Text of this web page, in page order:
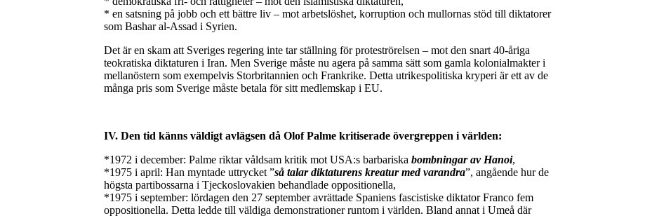
* en satsning på jobb och ett bättre liv – mot arbetslöshet, korruption och mullornas stöd till diktatorer
som Bashar al-Assad i Syrien.
Det är en skam att Sveriges regering inte tar ställning för proteströrelsen – mot den snart 40-åriga
teokratiska diktaturen i Iran. Men Sverige måste nu agera på samma sätt som gamla kolonialmakter i
mellanöstern som exempelvis Storbritannien och Frankrike. Detta utrikespolitiska kryperi är ett av de
många pris som Sverige måste betala för sitt medlemskap i EU.
IV. Den tid känns väldigt avlägsen då Olof Palme kritiserade övergreppen i världen:
*1972 i december: Palme riktar våldsam kritik mot USA:s barbariska bombningar av Hanoi,
*1975 i april: Han myntade uttrycket ”så talar diktaturens kreatur med varandra”, angående hur de
högsta partibossarna i Tjeckoslovakien behandlade oppositionella,
*1975 i september: lördagen den 27 september avrättade Spaniens fascistiske diktator Franco fem
oppositionella. Detta ledde till väldiga demonstrationer runtom i världen. Bland annat i Umeå där